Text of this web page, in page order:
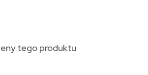
tego produktu